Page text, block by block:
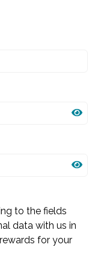
to the fields
data with us in
for your